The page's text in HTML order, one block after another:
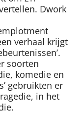
Dwork
verhaal krijgt
soorten
komedie en
gebruikten er
in het